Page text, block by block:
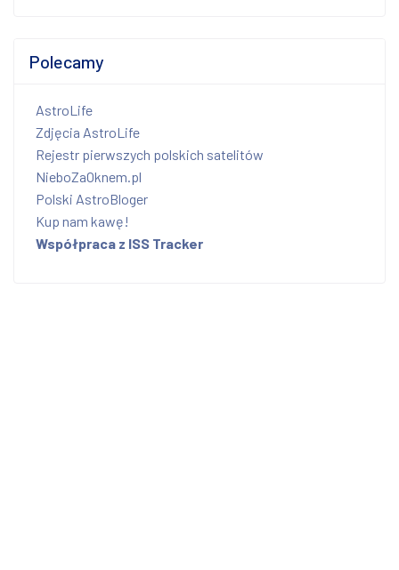
Polecamy
AstroLife
Zdjęcia AstroLife
Rejestr pierwszych polskich satelitów
NieboZaOknem.pl
Polski AstroBloger
Kup nam kawę!
Współpraca z ISS Tracker